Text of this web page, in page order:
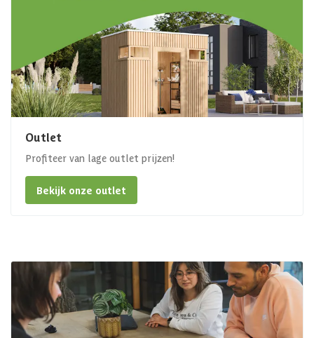
Outlet
Profiteer van lage outlet prijzen!
Bekijk onze outlet